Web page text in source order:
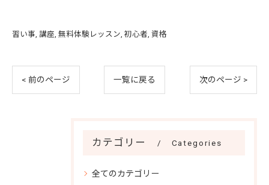
習い事 講座 無料体験レッスン 初心者 資格
< 前のページ 一覧に戻る 次のページ >
カテゴリー Categories
全てのカテゴリー